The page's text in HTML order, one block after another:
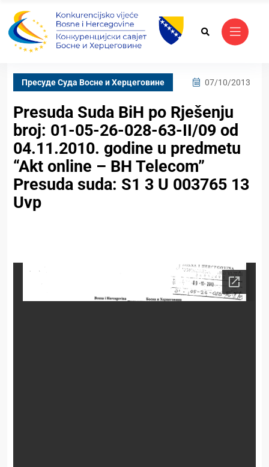
Пресуде Суда Bосне и Херцеговине 07/10/2013
Presuda Suda BiH po Rješenju
broj: 01-05-26-028-63-II/09 od
04.11.2010. godine u predmetu
“Akt online – BH Telecom”
Presuda suda: S1 3 U 003765 13
Uvp